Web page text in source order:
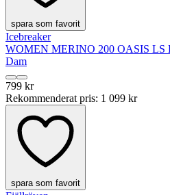
spara som favorit
Icebreaker
WOMEN MERINO 200 OASIS LS
Dam
799 kr
Rekommenderat pris: 1 099 kr
spara som favorit